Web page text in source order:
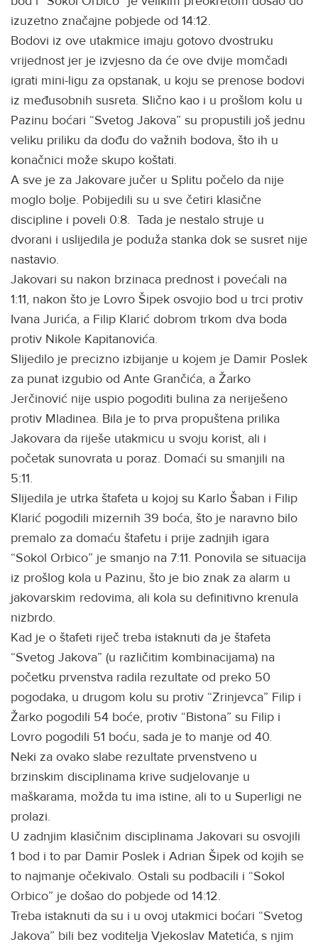
izuzetno značajne pobjede od 14:12.
Bodovi iz ove utakmice imaju gotovo dvostruku
vrijednost jer je izvjesno da će ove dvije momčadi
igrati mini-ligu za opstanak, u koju se prenose bodovi
iz međusobnih susreta. Slično kao i u prošlom kolu u
Pazinu boćari “Svetog Jakova” su propustili još jednu
veliku priliku da dođu do važnih bodova, što ih u
konačnici može skupo koštati.
A sve je za Jakovare jučer u Splitu počelo da nije
moglo bolje. Pobijedili su u sve četiri klasične
discipline i poveli 0:8. Tada je nestalo struje u
dvorani i uslijedila je poduža stanka dok se susret nije
nastavio.
Jakovari su nakon brzinaca prednost i povećali na
1:11, nakon što je Lovro Šipek osvojio bod u trci protiv
Ivana Jurića, a Filip Klarić dobrom trkom dva boda
protiv Nikole Kapitanovića.
Slijedilo je precizno izbijanje u kojem je Damir Poslek
za punat izgubio od Ante Grančića, a Žarko
Jerčinović nije uspio pogoditi bulina za neriješeno
protiv Mladinea. Bila je to prva propuštena prilika
Jakovara da riješe utakmicu u svoju korist, ali i
početak sunovrata u poraz. Domaći su smanjili na
5:11.
Slijedila je utrka štafeta u kojoj su Karlo Šaban i Filip
Klarić pogodili mizernih 39 boća, što je naravno bilo
premalo za domaću štafetu i prije zadnjih igara
“Sokol Orbico” je smanjo na 7:11. Ponovila se situacija
iz prošlog kola u Pazinu, što je bio znak za alarm u
jakovarskim redovima, ali kola su definitivno krenula
nizbrdo.
Kad je o štafeti riječ treba istaknuti da je štafeta
“Svetog Jakova” (u različitim kombinacijama) na
početku prvenstva radila rezultate od preko 50
pogodaka, u drugom kolu su protiv “Zrinjevca” Filip i
Žarko pogodili 54 boće, protiv “Bistona” su Filip i
Lovro pogodili 51 boću, sada je to manje od 40.
Neki za ovako slabe rezultate prvenstveno u
brzinskim disciplinama krive sudjelovanje u
maškarama, možda tu ima istine, ali to u Superligi ne
prolazi.
U zadnjim klasičnim disciplinama Jakovari su osvojili
1 bod i to par Damir Poslek i Adrian Šipek od kojih se
to najmanje očekivalo. Ostali su podbacili i “Sokol
Orbico” je došao do pobjede od 14:12.
Treba istaknuti da su i u ovoj utakmici boćari “Svetog
Jakova” bili bez voditelja Vjekoslav Matetića, s njim